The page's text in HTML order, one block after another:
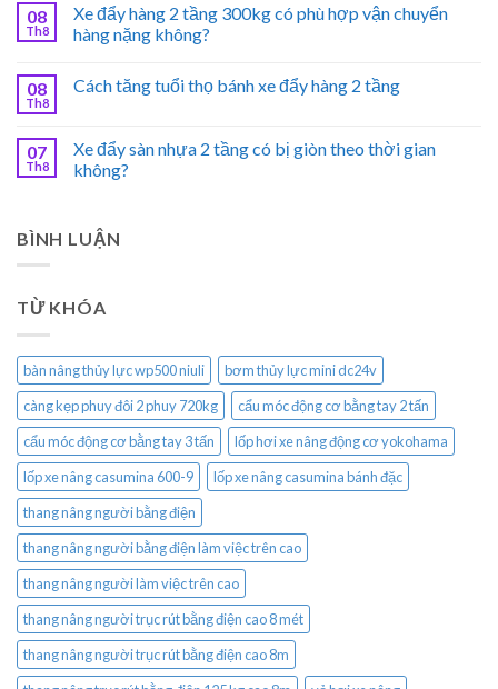
08
Th8
Xe đẩy hàng 2 tầng 300kg có phù hợp vận chuyển
hàng nặng không?
08
Th8
Cách tăng tuổi thọ bánh xe đẩy hàng 2 tầng
07
Th8
Xe đẩy sàn nhựa 2 tầng có bị giòn theo thời gian
không?
BÌNH LUẬN
TỪ KHÓA
bàn nâng thủy lực wp500 niuli
bơm thủy lực mini dc24v
càng kẹp phuy đôi 2 phuy 720kg
cẩu móc động cơ bằng tay 2 tấn
cẩu móc động cơ bằng tay 3 tấn
lốp hơi xe nâng động cơ yokohama
lốp xe nâng casumina 600-9
lốp xe nâng casumina bánh đặc
thang nâng người bằng điện
thang nâng người bằng điện làm việc trên cao
thang nâng người làm việc trên cao
thang nâng người trục rút bằng điện cao 8 mét
thang nâng người trục rút bằng điện cao 8m